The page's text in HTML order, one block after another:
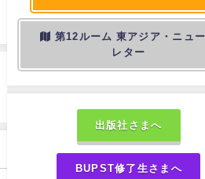
第12ルーム 東アジア・ニュ
レター
出版社さまへ
BUPST修了生さまへ